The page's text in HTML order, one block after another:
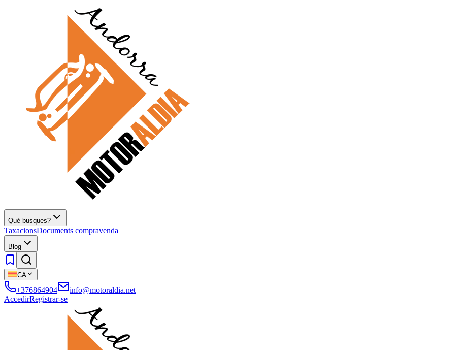
Què busques?
TaxacionsDocuments compravenda
Blog
CA
+376864904
info@motoraldia.net
AccedirRegistrar-se